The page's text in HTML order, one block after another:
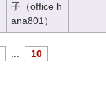
子（office h
ana801）
10